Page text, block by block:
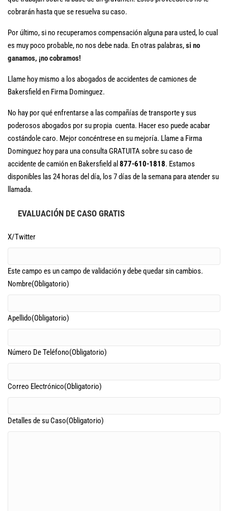
cobrarán hasta que se resuelva su caso.
Por último, si no recuperamos compensación alguna para usted, lo cual
es muy poco probable, no nos debe nada. En otras palabras,si no
ganamos, ¡no cobramos!
Llame hoy mismo a los abogados de accidentes de camiones de
Bakersfield en Firma Dominguez.
No hay por qué enfrentarse a las compañías de transporte y sus
poderosos abogados por su propia cuenta. Hacer eso puede acabar
costándole caro. Mejor concéntrese en su mejoría. Llame a Firma
Dominguez hoy para una consulta GRATUITA sobre su caso de
accidente de camión en Bakersfield al 877-610-1818. Estamos
disponibles las 24 horas del día, los 7 días de la semana para atender su
llamada.
EVALUACIÓN DE CASO GRATIS
X/Twitter
Este campo es un campo de validación y debe quedar sin cambios.
Nombre(Obligatorio)
Apellido(Obligatorio)
Número De Teléfono(Obligatorio)
Correo Electrónico(Obligatorio)
Detalles de su Caso(Obligatorio)